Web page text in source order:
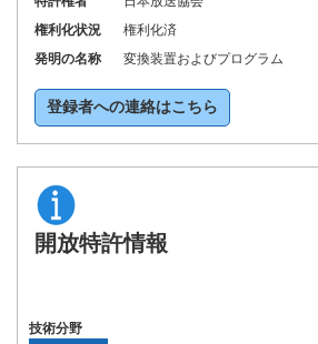
権利化状況
権利化済
発明の名称
変換装置およびプログラム
登録者への連絡はこちら
開放特許情報
技術分野